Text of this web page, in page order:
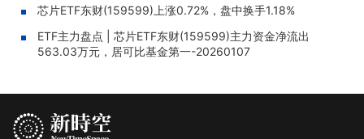
芯片ETF东财(159599)上涨0.72%，盘中换手1.18%
ETF主力盘点 | 芯片ETF东财(159599)主力资金净流出
563.03万元，居可比基金第一-20260107